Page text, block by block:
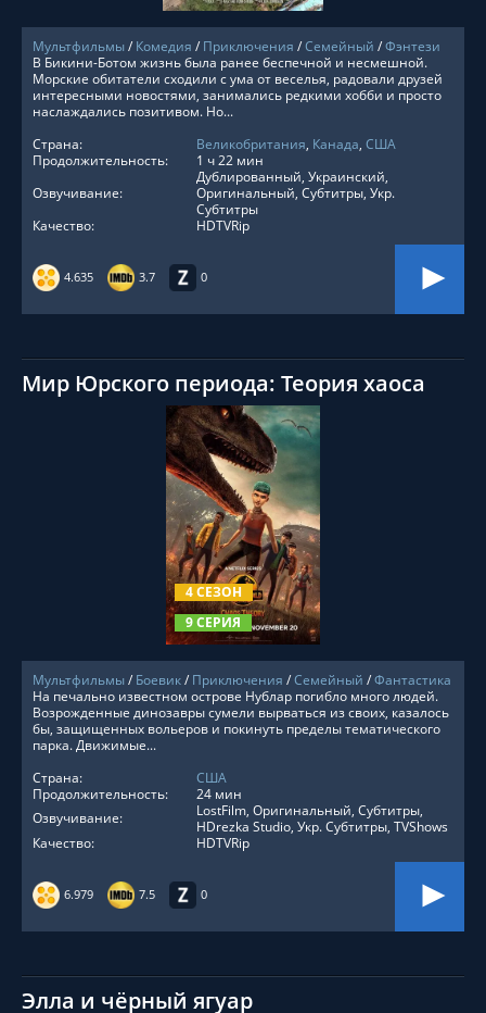
Мультфильмы/ Комедия / Приключения /Семейный /Фэнтези
4.635 3.7 0
В Бикини-Ботом жизнь была ранее беспечной и несмешной.
Морские обитатели сходили с ума от веселья, радовали друзей
интересными новостями, занимались редкими хобби и просто
наслаждались позитивом. Но...
Страна:
Великобритания, Канада, США
Продолжительность:
1 ч 22 мин
Озвучивание:
Дублированный, Украинский,
Оригинальный, Субтитры, Укр.
Субтитры
Качество:
HDTVRip
Мир Юрского периода: Теория хаоса
4 СЕЗОН
9 СЕРИЯ
СМОТРЕТЬ ОНЛАЙН
Мультфильмы/ Боевик/ Приключения /Семейный /Фантастика
6.979 7.5 0
На печально известном острове Нублар погибло много людей.
Возрожденные динозавры сумели вырваться из своих, казалось
бы, защищенных вольеров и покинуть пределы тематического
парка. Движимые...
Страна:
США
Продолжительность:
24 мин
Озвучивание:
LostFilm, Оригинальный, Субтитры,
HDrezka Studio, Укр. Субтитры, TVShows
Качество:
HDTVRip
Элла и чёрный ягуар